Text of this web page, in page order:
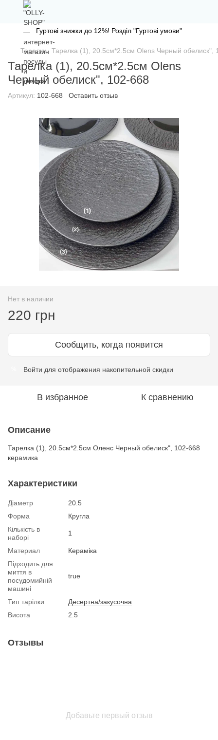
Гуртові знижки до 12%! Розділ "Гуртові умови"
Тарелки Тарелка (1), 20.5см*2.5см Olens Черный обелиск",
Тарелка (1), 20.5см*2.5см Olens
Черный обелиск", 102-668
Артикул: 102-668 Оставить отзыв
Нет в наличии
220 грн
Сообщить, когда появится
Войти для отображения накопительной скидки
В избранное К сравнению
Описание
Тарелка (1), 20.5см*2.5см Оленс Черный обелиск", 102-668
керамика
Характеристики
Діаметр
20.5
Форма
Кругла
Кількість в
наборі
1
Материал
Кераміка
Підходить для
миття в
посудомийній
машині
true
Тип тарілки
Десертна/закусочна
Висота
2.5
Отзывы
Добавьте первый отзыв